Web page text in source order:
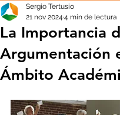
La Importancia
Argumentación
Ámbito
Sergio Tertusio
21 nov 2024 4 min de lectura